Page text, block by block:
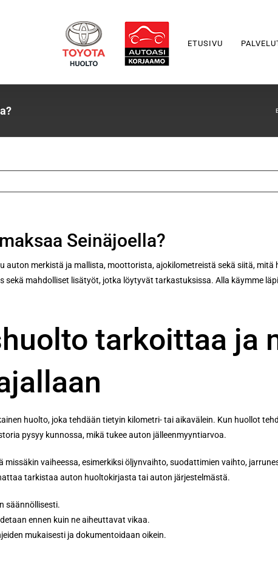
ETUSIVU
Seinäjoella?
auton merkistä ja mallista, moottorista, ajokilometreistä sekä siitä,
mahdolliset lisätyöt, jotka löytyvät tarkastuksissa. Alla käymme
tarkoittaa ja
huolto, joka tehdään tietyin kilometri- tai aikavälein. Kun huollot
pysyy kunnossa, mikä tukee auton jälleenmyyntiarvoa.
vaiheessa, esimerkiksi öljynvaihto, suodattimien vaihto,
tarkistaa auton huoltokirjasta tai auton järjestelmästä.
säännöllisesti.
ennen kuin ne aiheuttavat vikaa.
mukaisesti ja dokumentoidaan oikein.